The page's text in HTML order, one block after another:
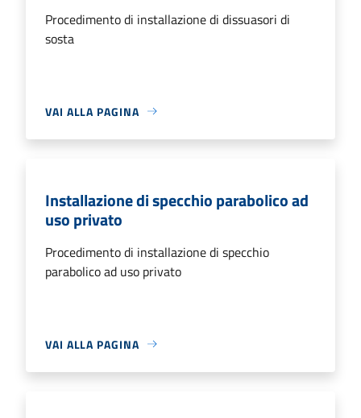
Procedimento di installazione di dissuasori di
sosta
VAI ALLA PAGINA
Installazione di specchio parabolico ad
uso privato
Procedimento di installazione di specchio
parabolico ad uso privato
VAI ALLA PAGINA